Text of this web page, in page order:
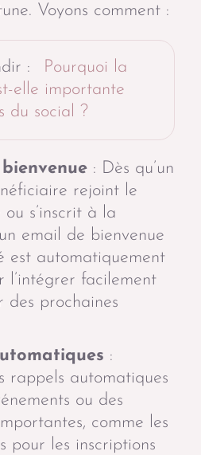
Voyons comment :
:
Pourquoi la
elle importante
du social ?
: Dès qu’un
rejoint le
s’inscrit à la
email de bienvenue
est automatiquement
l’intégrer facilement
des prochaines
:
rappels automatiques
ou des
comme les
pour les inscriptions